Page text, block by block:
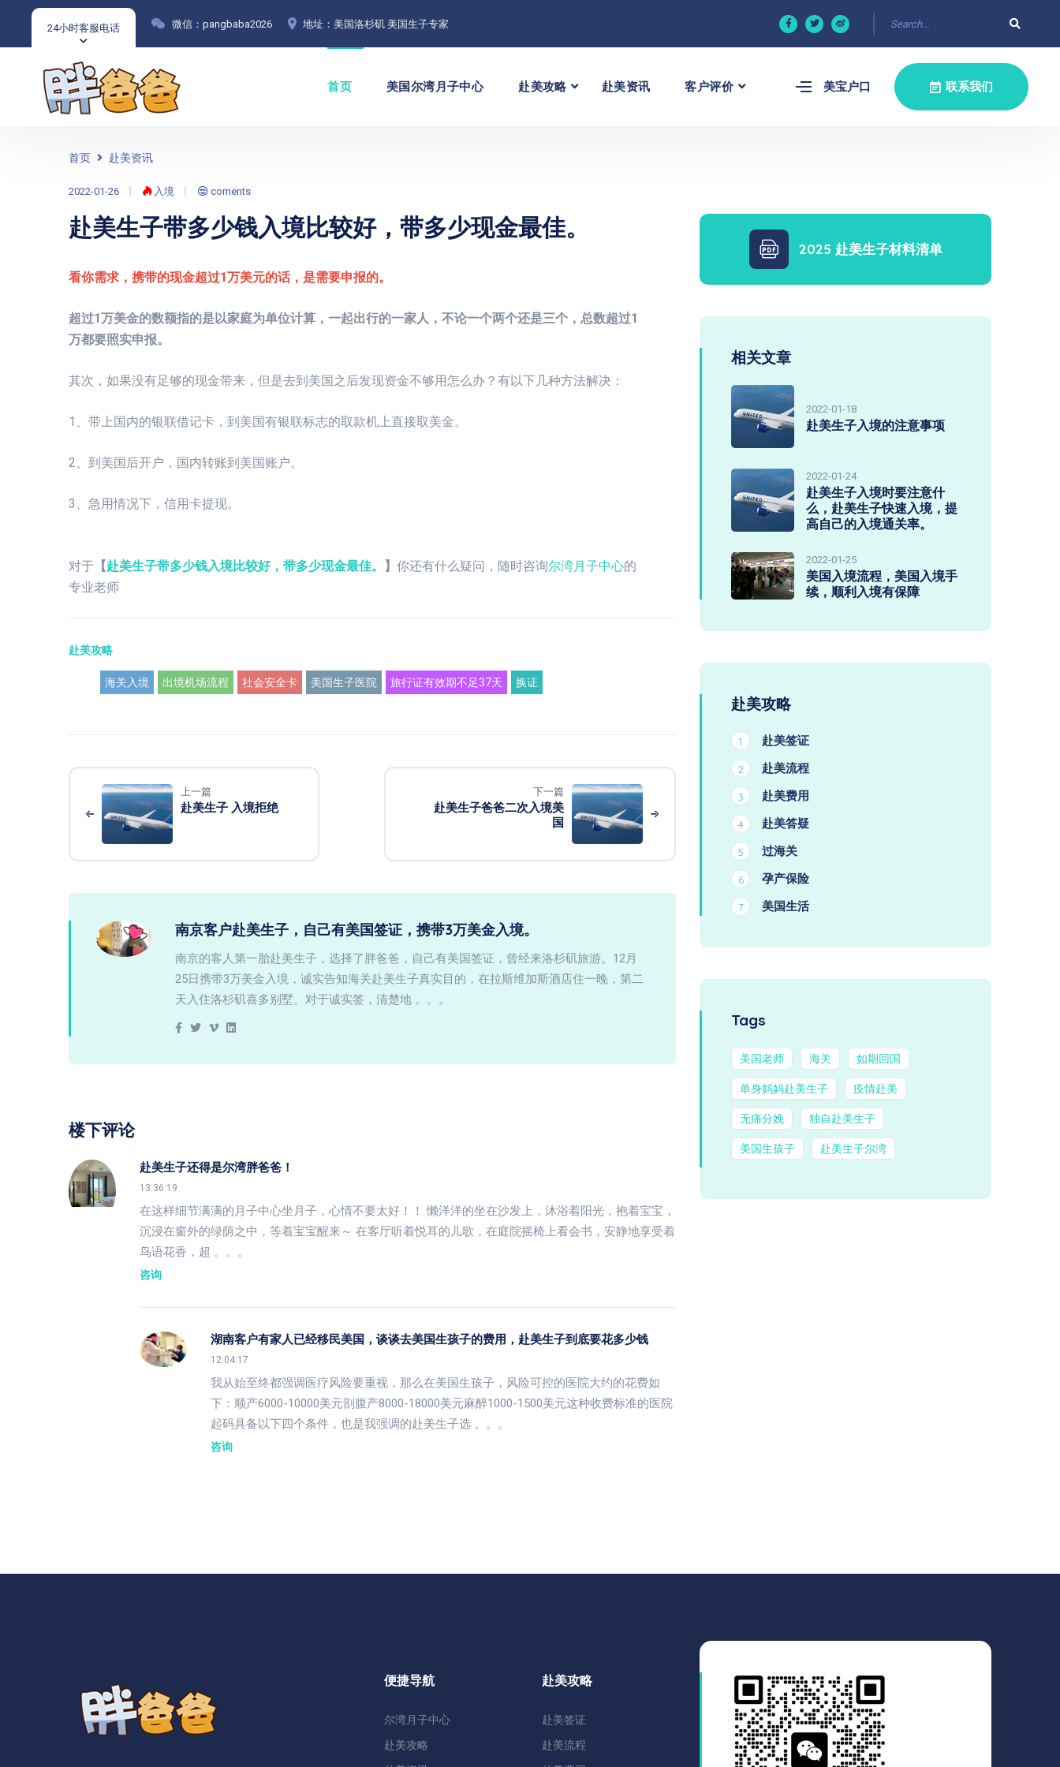
24小时客服电话 微信：pangbaba2026 地址：美国洛杉矶 美国生子专家
首页 美国尔湾月子中心 赴美攻略 赴美资讯 客户评价 美宝户口 联系我们
首页 赴美资讯
2022-01-26 入境 coments
赴美生子带多少钱入境比较好，带多少现金最佳。
看你需求，携带的现金超过1万美元的话，是需要申报的。
超过1万美金的数额指的是以家庭为单位计算，一起出行的一家人，不论一个两个还是三个，总数超过1
万都要照实申报。
其次，如果没有足够的现金带来，但是去到美国之后发现资金不够用怎么办？有以下几种方法解决：
1、带上国内的银联借记卡，到美国有银联标志的取款机上直接取美金。
2、到美国后开户，国内转账到美国账户。
3、急用情况下，信用卡提现。
对于 【赴美生子带多少钱入境比较好，带多少现金最佳。 】 你还有什么疑问，随时咨询尔湾月子中心的
专业老师
赴美攻略
海关入境 出境机场流程 社会安全卡 美国生子医院 旅行证有效期不足37天 换证
上一篇
赴美生子 入境拒绝
下一篇
赴美生子爸爸二次入境美
国
南京客户赴美生子，自己有美国签证，携带3万美金入境。
南京的客人第一胎赴美生子，选择了胖爸爸，自己有美国签证，曾经来洛杉矶旅游。12月
25日携带3万美金入境，诚实告知海关赴美生子真实目的，在拉斯维加斯酒店住一晚，第二
天入住洛杉矶喜多别墅。对于诚实签，清楚地 。。。
楼下评论
赴美生子还得是尔湾胖爸爸！
13:36:19
在这样细节满满的月子中心坐月子，心情不要太好！！ 懒洋洋的坐在沙发上，沐浴着阳光，抱着宝宝，
沉浸在窗外的绿荫之中，等着宝宝醒来～ 在客厅听着悦耳的儿歌，在庭院摇椅上看会书，安静地享受着
鸟语花香，超 。。。
咨询
湖南客户有家人已经移民美国，谈谈去美国生孩子的费用，赴美生子到底要花多少钱
12:04:17
我从始至终都强调医疗风险要重视，那么在美国生孩子，风险可控的医院大约的花费如
下：顺产6000-10000美元剖腹产8000-18000美元麻醉1000-1500美元这种收费标准的医院
起码具备以下四个条件，也是我强调的赴美生子选 。。。
咨询
2025 赴美生子材料清单
相关文章
2022-01-18
赴美生子入境的注意事项
2022-01-24
赴美生子入境时要注意什
么，赴美生子快速入境，提
高自己的入境通关率。
2022-01-25
美国入境流程，美国入境手
续，顺利入境有保障
赴美攻略
1 赴美签证
2 赴美流程
3 赴美费用
4 赴美答疑
5 过海关
6 孕产保险
7 美国生活
Tags
美国老师 海关 如期回国
单身妈妈赴美生子 疫情赴美
无痛分娩 独自赴美生子
美国生孩子 赴美生子尔湾
便捷导航
尔湾月子中心
赴美攻略
赴美攻略
赴美签证
赴美流程